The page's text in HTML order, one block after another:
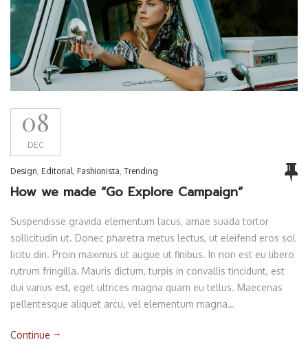
08
DEC
Design, Editorial, Fashionista, Trending
How we made “Go Explore Campaign”
Suspendisse gravida elementum lacus, amae suada tortor
sollicitudin ut. Donec pharetra metus lectus, ut eleifend eros sol
licitu din. Proin maximus ut augue ut finibus. In non est eu libero
rutrum fringilla. Mauris dictum, turpis in convallis tincidunt, est
dui varius est, eget ultrices magna quam eu tellus. Maecenas
pellentesque aliquet arcu, vel elementum magna…
Continue